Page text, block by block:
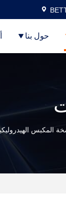
حول بنا
المكبس